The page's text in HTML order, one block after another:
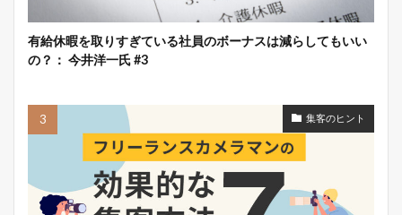
有給休暇を取りすぎている社員のボーナスは減らしてもいい
の？： 今井洋一氏 #3
集客のヒント